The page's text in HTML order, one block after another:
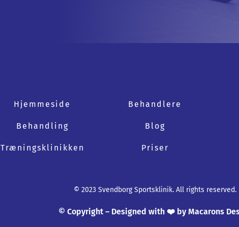
Hjemmeside
Behandling
Træningsklinikken
Behandlere
Blog
Priser
© 2023 Svendborg Sportsklinik. All rights reserved.
© Copyright – Designed with ❤️ by Macarons